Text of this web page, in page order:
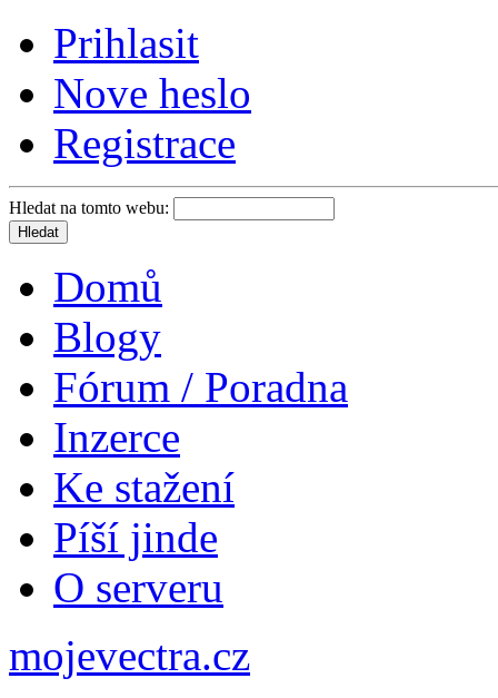
Prihlasit
Nove heslo
Registrace
Hledat na tomto webu:
Domů
Blogy
Fórum / Poradna
Inzerce
Ke stažení
Píší jinde
O serveru
mojevectra.cz